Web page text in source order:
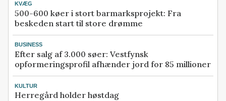
KVÆG
500-600 køer i stort barmarksprojekt: Fra
beskeden start til store drømme
BUSINESS
Efter salg af 3.000 søer: Vestfynsk
opformeringsprofil afhænder jord for 85 millioner
KULTUR
Herregård holder høstdag